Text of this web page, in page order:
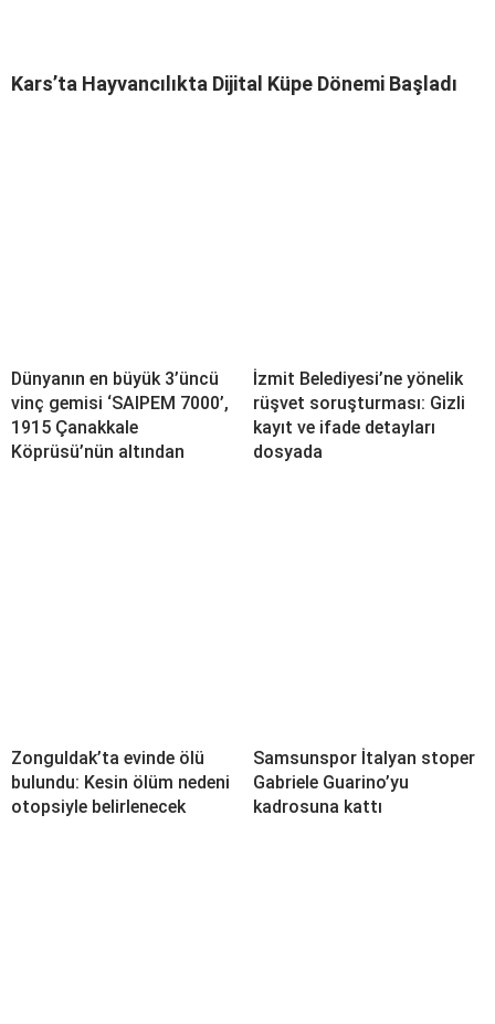
Kars’ta Hayvancılıkta Dijital Küpe Dönemi Başladı
Dünyanın en büyük 3’üncü
vinç gemisi ‘SAIPEM 7000’,
1915 Çanakkale
Köprüsü’nün altından
İzmit Belediyesi’ne yönelik
rüşvet soruşturması: Gizli
kayıt ve ifade detayları
dosyada
Zonguldak’ta evinde ölü
bulundu: Kesin ölüm nedeni
otopsiyle belirlenecek
Samsunspor İtalyan stoper
Gabriele Guarino’yu
kadrosuna kattı